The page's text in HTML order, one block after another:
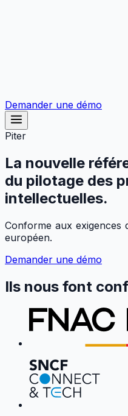
Demander une démo
Piter
La nouvelle
du pilotage des
intellectuelles.
Conforme aux exigences
européen.
Demander une démo
Ils nous font